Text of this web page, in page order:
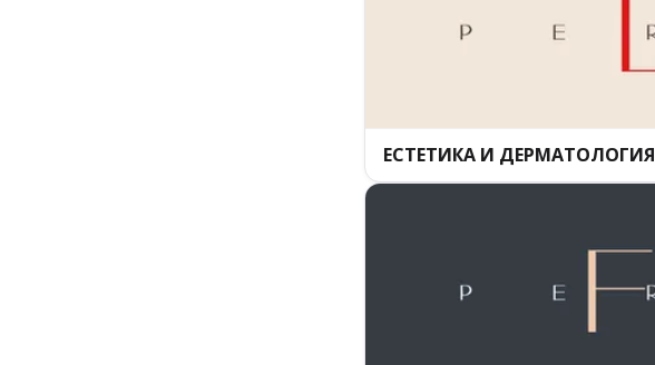
ЕСТЕТИКА И ДЕРМАТОЛОГИЯ